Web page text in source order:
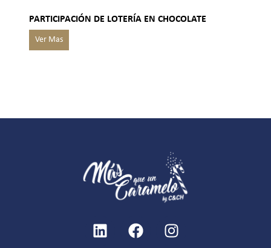
PARTICIPACIÓN DE LOTERÍA EN CHOCOLATE